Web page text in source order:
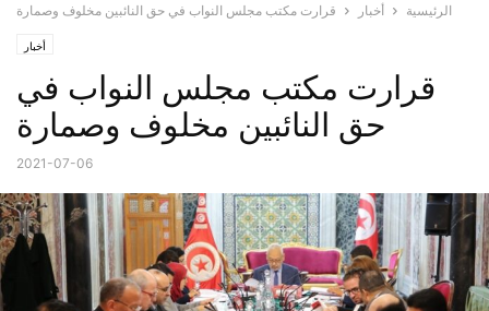
الرئيسية أخبار قرارت مكتب مجلس النواب في حق النائبين مخلوف وصمارة
أخبار
قرارت مكتب مجلس النواب في
حق النائبين مخلوف وصمارة
2021-07-06